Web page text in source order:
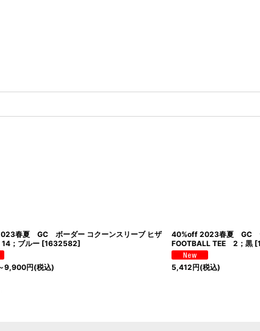
春夏 GC ボーダー コクーンスリーブ ヒザ
；ブルー [1632582]
9,900円(税込)
40%off 2023春夏 GC
FOOTBALL TEE 2；黒 [
5,412円(税込)